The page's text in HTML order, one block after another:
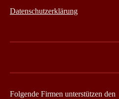
Datenschutzerklärung
Folgende Firmen